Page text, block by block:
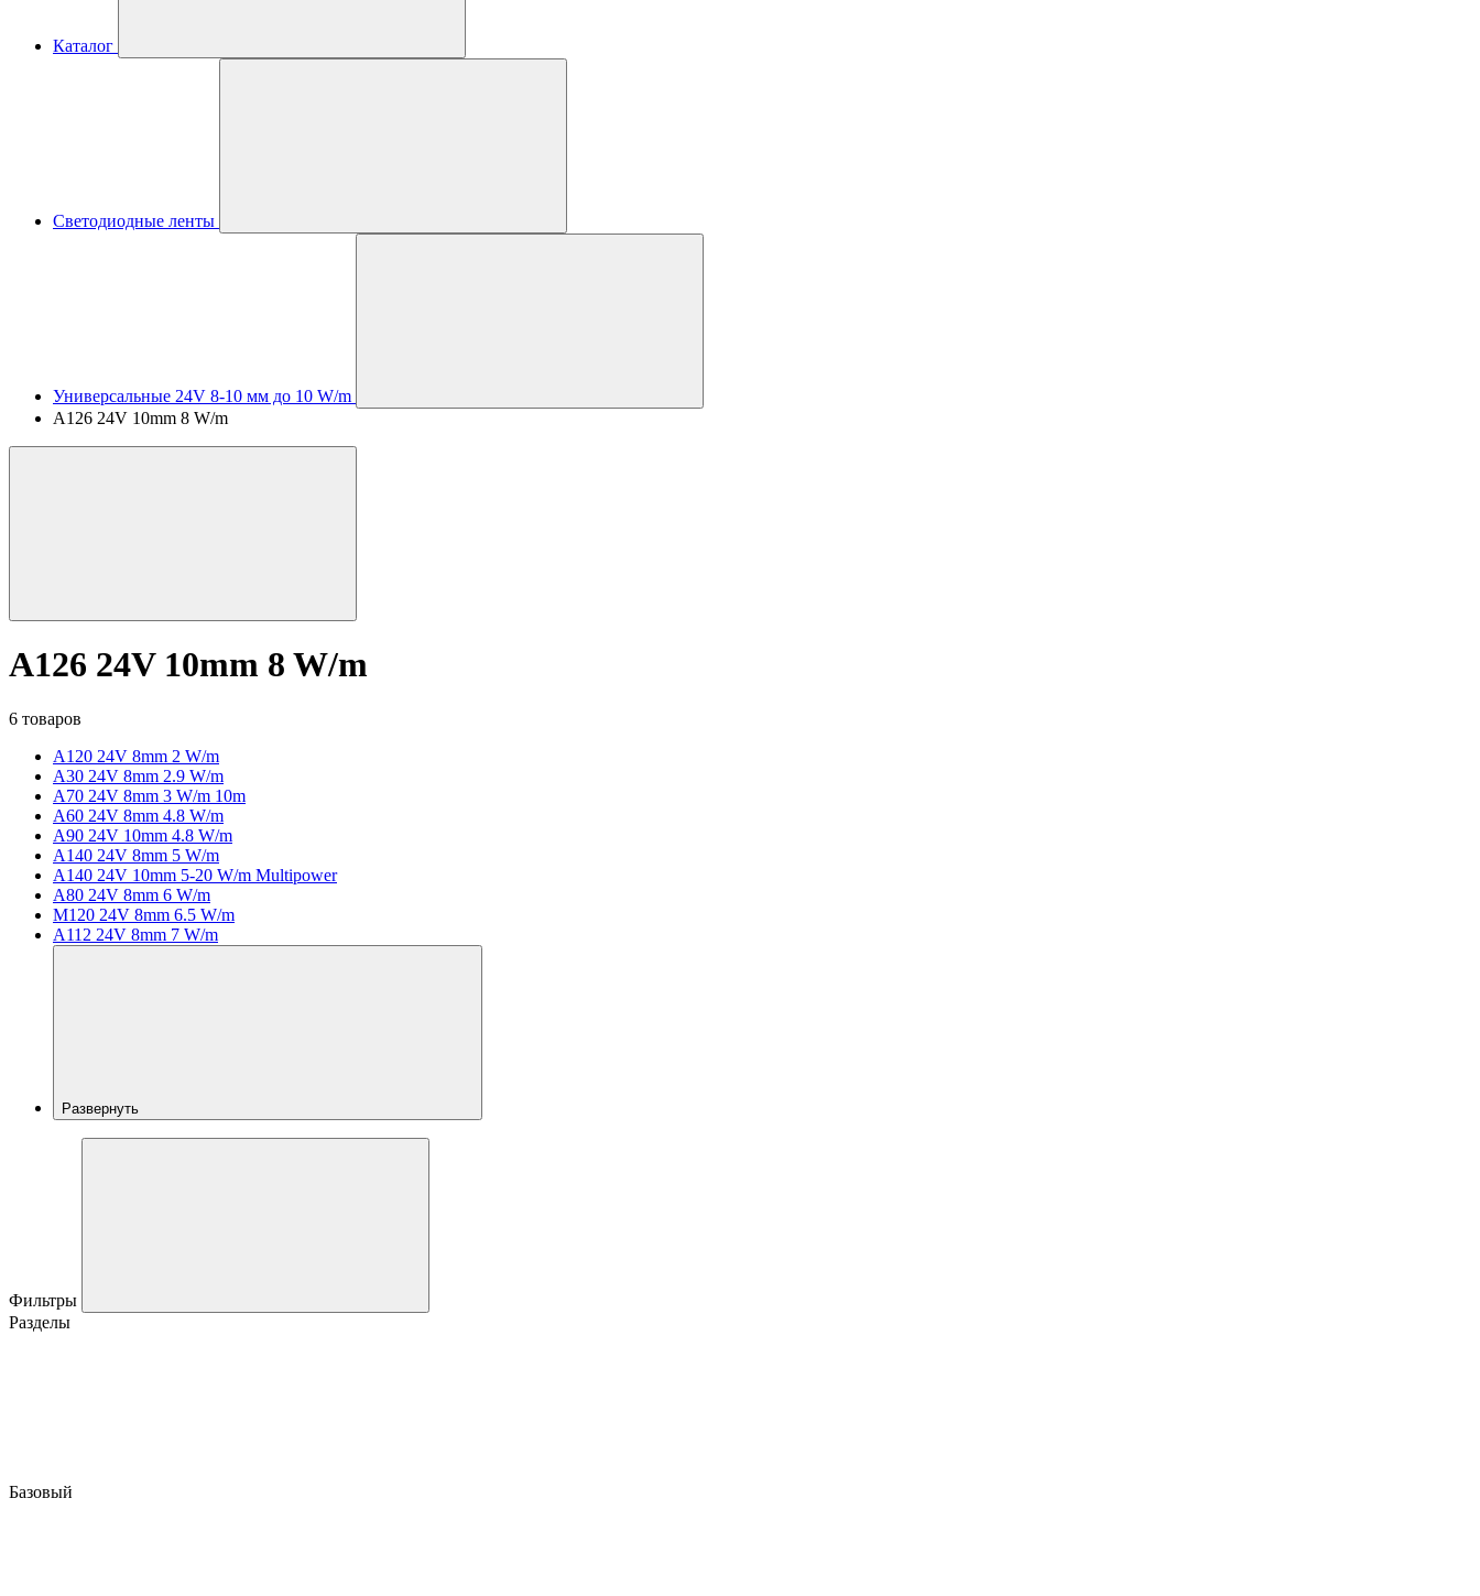
Каталог
Светодиодные ленты
Универсальные 24V 8-10 мм до 10 W/m
A126 24V 10mm 8 W/m
A126 24V 10mm 8 W/m
6 товаров
A120 24V 8mm 2 W/m
A30 24V 8mm 2.9 W/m
A70 24V 8mm 3 W/m 10m
A60 24V 8mm 4.8 W/m
A90 24V 10mm 4.8 W/m
A140 24V 8mm 5 W/m
A140 24V 10mm 5-20 W/m Multipower
A80 24V 8mm 6 W/m
M120 24V 8mm 6.5 W/m
A112 24V 8mm 7 W/m
Развернуть
Фильтры
Разделы
Базовый